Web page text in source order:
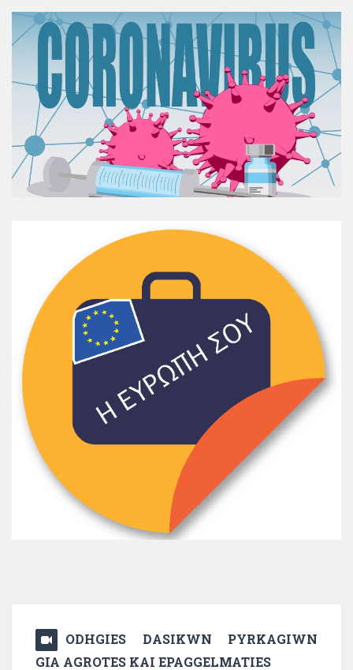
ODHGIES DASIKWN PYRKAGIWN
GIA AGROTES KAI EPAGGELMATIES